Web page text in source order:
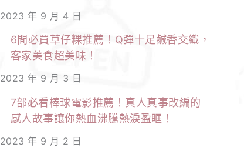
2023 年 9 月 4 日
6間必買草仔粿推薦！Q彈十足鹹香交織，
客家美食超美味！
2023 年 9 月 3 日
7部必看棒球電影推薦！真人真事改編的
感人故事讓你熱血沸騰熱淚盈眶！
2023 年 9 月 2 日